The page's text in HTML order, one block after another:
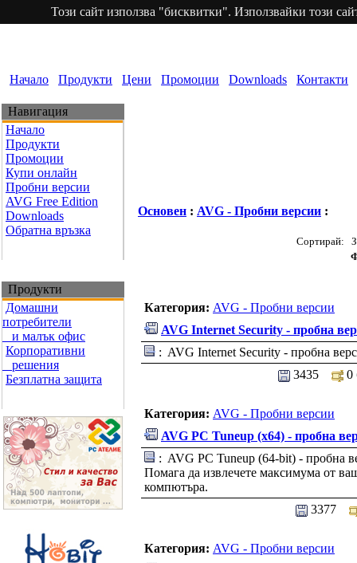
Този сайт използва "бисквитки". Използвайки този
Начало Продукти Цени Промоции Downloads Контакти
Навигация
Начало
Продукти
Промоции
Купи онлайн
Пробни версии
AVG Free Edition
Downloads
Обратна връзка
Продукти
Домашни
потребители
и малък офис
Корпоративни
решения
Безплатна защита
Основен : AVG - Пробни версии :
Сортирай:
Категория: AVG - Пробни версии
AVG Internet Security - пробна
: AVG Internet Security - пробна
3435
0
Категория: AVG - Пробни версии
AVG PC Tuneup (x64) - пробна
: AVG PC Tuneup (64-bit) - пробна
Помага да извлечете максимума от
компютъра.
3377
Категория: AVG - Пробни версии